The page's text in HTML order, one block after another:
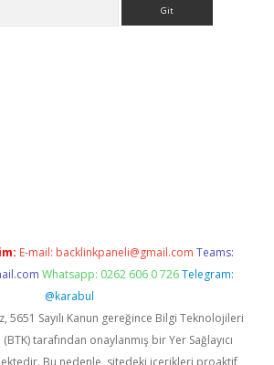
E-mail: backlinkpaneli@gmail.com Teams:
Whatsapp: 0262 606 0 726 Telegram:
@karabul
5651 Sayılı Kanun gereğince Bilgi Teknolojileri
tarafından onaylanmış bir Yer Sağlayıcı
Bu nedenle, sitedeki içerikleri proaktif